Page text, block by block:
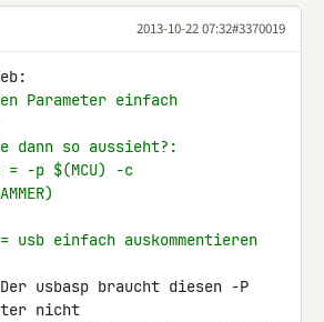
2013-10-22 07:32#3370019
Parameter einfach
dann so aussieht?:
= -p $(MCU) -c
= usb einfach auskommentieren
usbasp braucht diesen -P
nicht